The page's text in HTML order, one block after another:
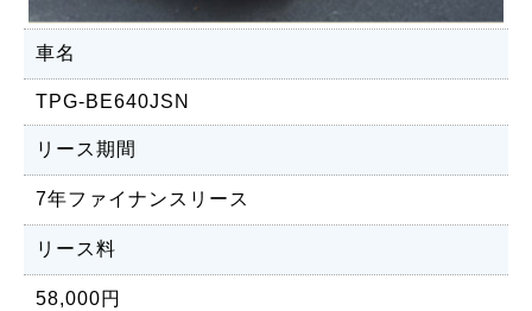
車名
TPG-BE640JSN
リース期間
7年ファイナンスリース
リース料
58,000円